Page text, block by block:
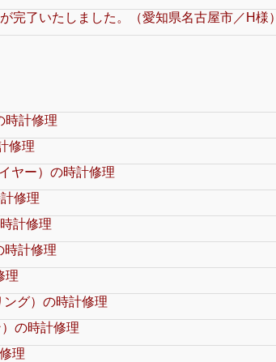
完了いたしました。（愛知県名古屋市／H様）
時計修理
修理
ヤー）の時計修理
修理
計修理
時計修理
理
グ）の時計修理
の時計修理
理